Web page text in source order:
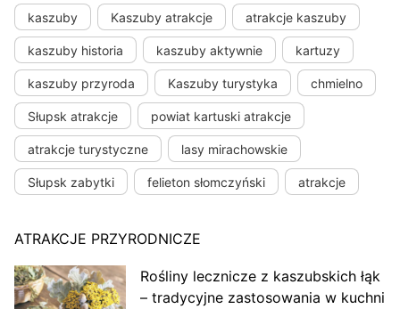
kaszuby Kaszuby atrakcje atrakcje kaszuby
kaszuby historia kaszuby aktywnie kartuzy
kaszuby przyroda Kaszuby turystyka chmielno
Słupsk atrakcje powiat kartuski atrakcje
atrakcje turystyczne lasy mirachowskie
Słupsk zabytki felieton słomczyński atrakcje
ATRAKCJE PRZYRODNICZE
Rośliny lecznicze z kaszubskich łąk
– tradycyjne zastosowania w kuchni